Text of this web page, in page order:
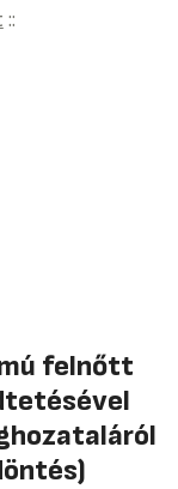
::
felnőtt